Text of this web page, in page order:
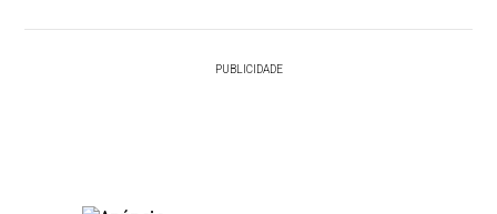
PUBLICIDADE